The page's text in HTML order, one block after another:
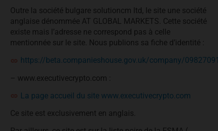
Outre la société bulgare solutioncm ltd, le site une société
anglaise dénommée AT GLOBAL MARKETS. Cette société
existe mais l’adresse ne correspond pas à celle
mentionnée sur le site. Nous publions sa fiche d’identité :
https://beta.companieshouse.gov.uk/company/
– www.executivecrypto.com :
La page accueil du site www.executivecrypto.com
Ce site est exclusivement en anglais.